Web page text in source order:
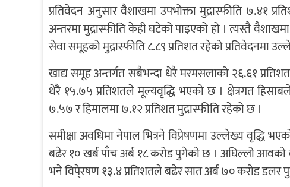
प्रतिवेदन अनुसार वैशाखमा उपभोक्ता मुद्रास्फीति ७.४१
अन्तरमा मुद्रास्फीति केही घटेको पाइएको हो । त्यस्तै
सेवा समूहको मुद्रास्फीति ८.८९ प्रतिशत रहेको प्रतिवेदनमा
खाद्य समूह अन्तर्गत सबैभन्दा धेरै मरमसलाको २६.६१
धेरै १५.७५ प्रतिशतले मूल्यवृद्धि भएको छ । क्षेत्रगत
७.५७ र हिमालमा ७.१२ प्रतिशत मुद्रास्फीति रहेको छ ।
समीक्षा अवधिमा नेपाल भित्रने विप्रेषणमा उल्लेख्य वृद्धि
बढेर १० खर्ब पाँच अर्ब १८ करोड पुगेको छ । अघिल्लो आवको
भने विपे्रषण १३.४ प्रतिशतले बढेर सात अर्ब ७० करोड डलर